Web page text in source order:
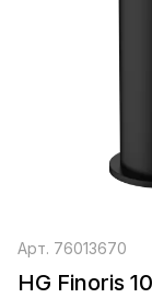
Арт. 76013670
HG Finoris